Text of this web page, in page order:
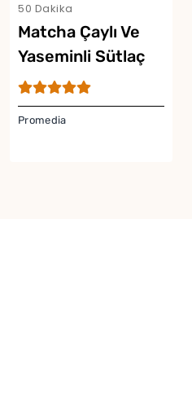
50 Dakika
Matcha Çaylı Ve
Yaseminli Sütlaç
Promedia